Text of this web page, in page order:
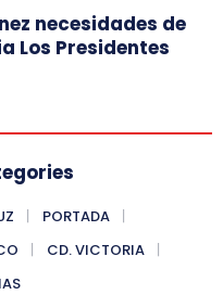
necesidades de
Los Presidentes
PORTADA
CD. VICTORIA